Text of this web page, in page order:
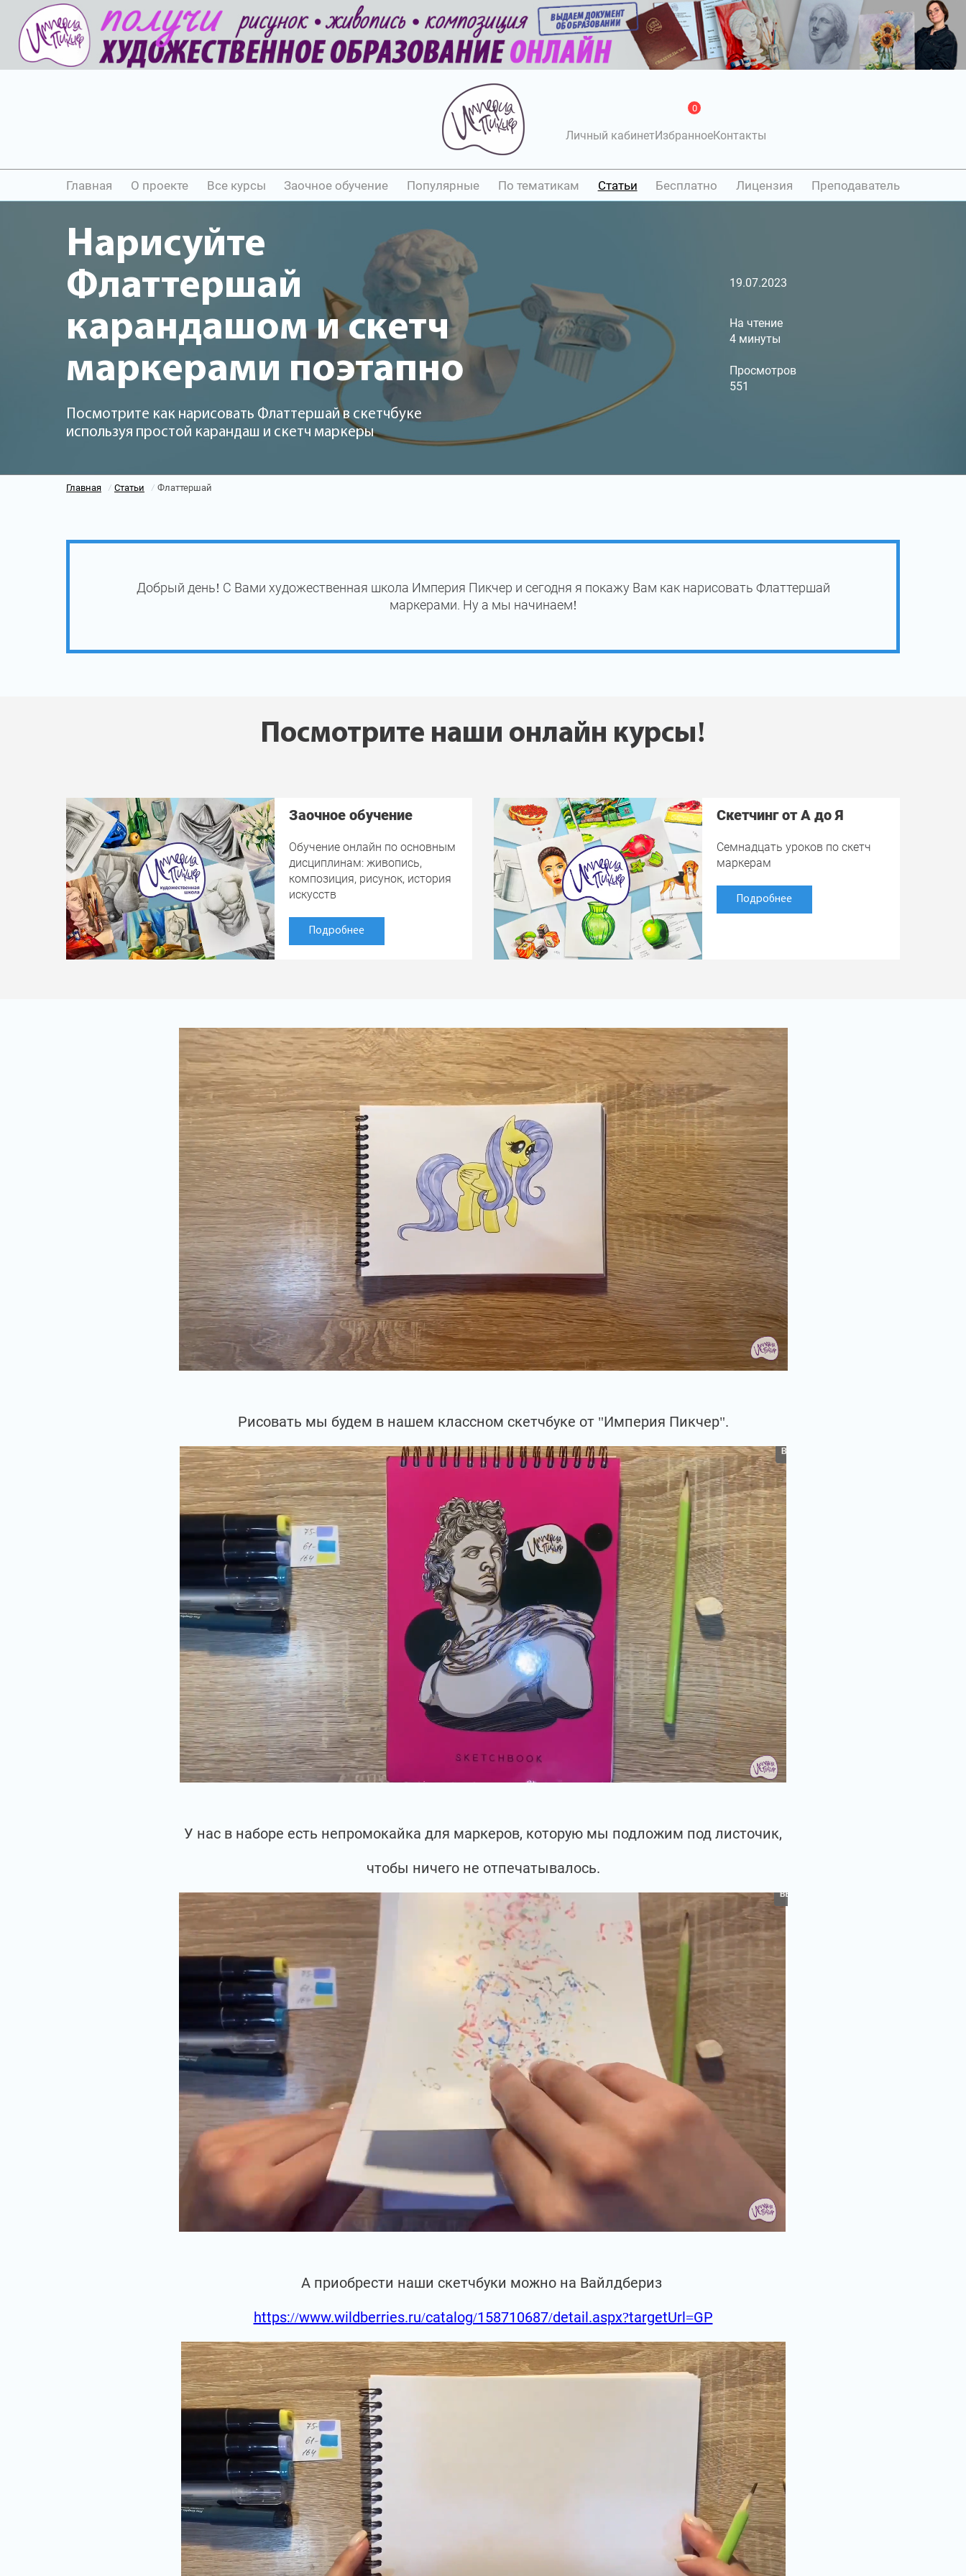
Личный кабинетИзбранное
0
Контакты
Главная О проекте Все курсы Заочное обучение Популярные По тематикам Статьи Бесплатно Лицензия Преподаватель
Нарисуйте
Флаттершай
карандашом и скетч
маркерами поэтапно
Посмотрите как нарисовать Флаттершай в скетчбуке
используя простой карандаш и скетч маркеры
19.07.2023
На чтение
4 минуты
Просмотров
551
Главная / Статьи / Флаттершай
Добрый день! С Вами художественная школа Империя Пикчер и сегодня я покажу Вам как нарисовать Флаттершай
маркерами. Ну а мы начинаем!
Посмотрите наши онлайн курсы!
Заочное обучение
Обучение онлайн по основным
дисциплинам: живопись,
композиция, рисунок, история
искусств
Подробнее
Скетчинг от А до Я
Семнадцать уроков по скетч
маркерам
Подробнее
Рисовать мы будем в нашем классном скетчбуке от "Империя Пикчер".
У нас в наборе есть непромокайка для маркеров, которую мы подложим под листочик,
чтобы ничего не отпечатывалось.
А приобрести наши скетчбуки можно на Вайлдбериз
https://www.wildberries.ru/catalog/158710687/detail.aspx?targetUrl=GP